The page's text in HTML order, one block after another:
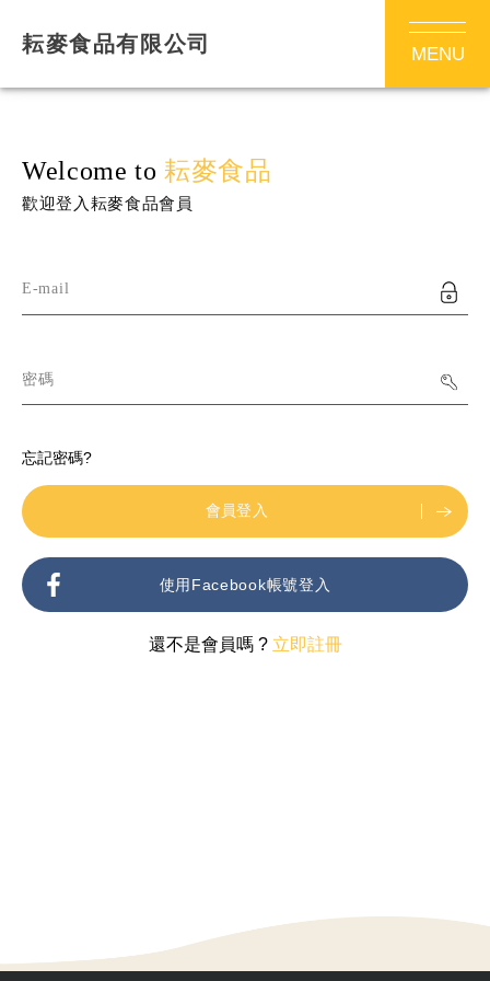
Welcome to耘麥食品
歡迎登入耘麥食品會員
E-mail
密碼
忘記密碼?
會員登入
使用Facebook帳號登入
還不是會員嗎 ? 立即註冊
耘麥食品有限公司 MENU